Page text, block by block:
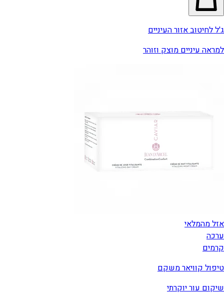
ג'ל לחיטוב אזור העיניים
למראה עיניים מוצק וזוהר
אזל מהמלאי
ערכה
קרמים
טיפול קוויאר משקם
שיקום עור יוקרתי